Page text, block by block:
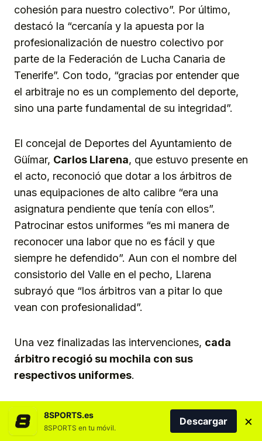
cohesión para nuestro colectivo”. Por último,
destacó la “cercanía y la apuesta por la
profesionalización de nuestro colectivo por
parte de la Federación de Lucha Canaria de
Tenerife”. Con todo, “gracias por entender que
el arbitraje no es un complemento del deporte,
sino una parte fundamental de su integridad”.
El concejal de Deportes del Ayuntamiento de
Güímar, Carlos Llarena, que estuvo presente en
el acto, reconoció que dotar a los árbitros de
unas equipaciones de alto calibre “era una
asignatura pendiente que tenía con ellos”.
Patrocinar estos uniformes “es mi manera de
reconocer una labor que no es fácil y que
siempre he defendido”. Aun con el nombre del
consistorio del Valle en el pecho, Llarena
subrayó que “los árbitros van a pitar lo que
vean con profesionalidad”.
Una vez finalizadas las intervenciones, cada
árbitro recogió su mochila con sus
respectivos uniformes.
Vuelve la Gala de la Lucha Canaria
8SPORTS.es
8SPORTS en tu móvil.
Descargar ×